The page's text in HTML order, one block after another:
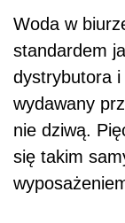
Woda w
standardem
dystrybutora
wydawany
nie dziwą.
się takim